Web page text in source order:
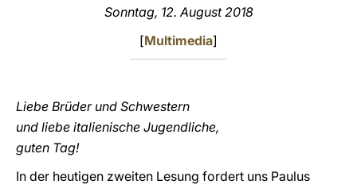
Sonntag, 12. August 2018
[Multimedia]
Liebe Brüder und Schwestern
und liebe italienische Jugendliche,
guten Tag!
In der heutigen zweiten Lesung fordert uns Paulus